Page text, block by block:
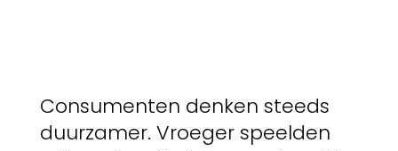
Consumenten denken steeds
duurzamer. Vroeger speelden